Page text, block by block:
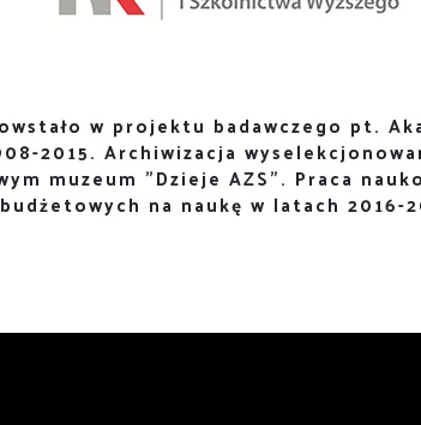
w projektu badawczego pt.
2015. Archiwizacja
muzeum "Dzieje AZS". Praca
budżetowych na naukę w latach 2016-